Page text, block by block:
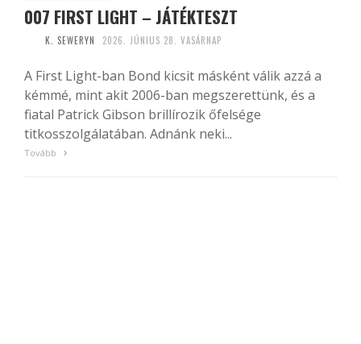
007 FIRST LIGHT – JÁTÉKTESZT
K. SEWERYN 2026. JÚNIUS 28. VASÁRNAP
A First Light-ban Bond kicsit másként válik azzá a
kémmé, mint akit 2006-ban megszerettünk, és a
fiatal Patrick Gibson brillírozik őfelsége
titkosszolgálatában. Adnánk neki...
Tovább